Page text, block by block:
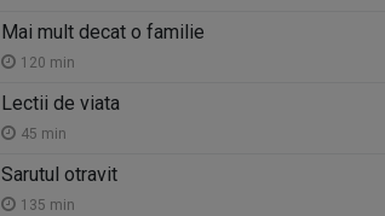
Mai mult decat o familie
120 min
Lectii de viata
45 min
Sarutul otravit
135 min